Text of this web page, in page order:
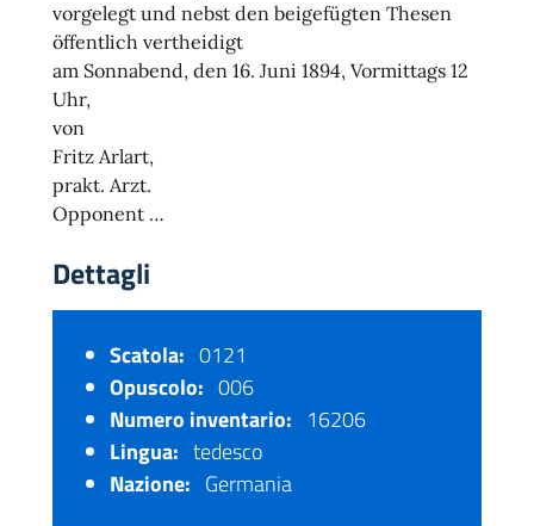
vorgelegt und nebst den beigefügten Thesen
öffentlich vertheidigt
am Sonnabend, den 16. Juni 1894, Vormittags 12
Uhr,
von
Fritz Arlart,
prakt. Arzt.
Opponent …
Dettagli
Scatola: 0121
Opuscolo: 006
Numero inventario: 16206
Lingua: tedesco
Nazione: Germania